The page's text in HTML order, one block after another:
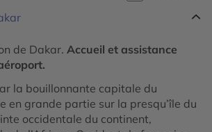
de Dakar. Accueil et assistance
la bouillonnante capitale du
en grande partie sur la presqu’île du
occidentale du continent,